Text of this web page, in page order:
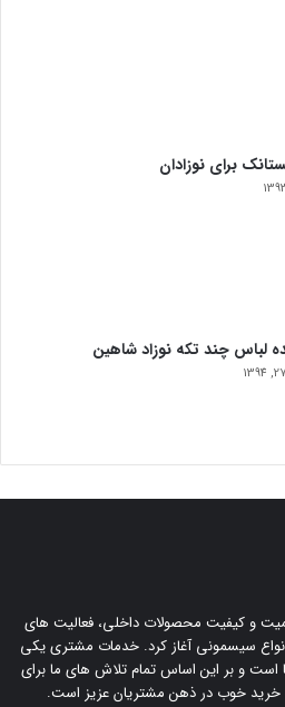
برای نوزادان
لباس چند تکه نوزاد شاهین
و کیفیت محصولات داخلی، فعالیت های
سیسمونی آغاز کرد. خدمات مشتری یکی
است و بر این اساس تمام تلاش های ما برای
خرید خوب در ذهن مشتریان عزیز است.